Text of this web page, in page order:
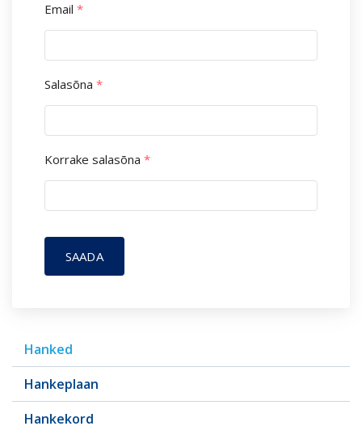
Hanked
Hankeplaan
Hankekord
Email *
Salasõna *
Korrake salasõna *
SAADA